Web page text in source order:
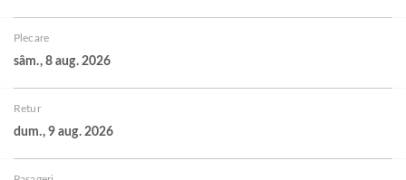
Plecare
sâm., 8 aug. 2026
Retur
dum., 9 aug. 2026